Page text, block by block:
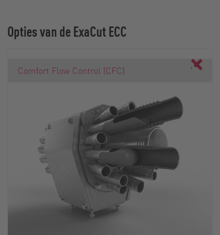
Opties van de ExaCut ECC
Comfort Flow Control (CFC)